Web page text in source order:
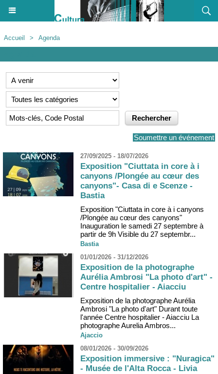
Accueil > Agenda
Soumettre un événement
27/09/2025 - 18/07/2026
Exposition "Ciuttata in core à i
canyons /Plongée au cœur des
canyons"- Casa di e Scenze -
Bastia
Exposition "Ciuttata in core à i canyons
/Plongée au cœur des canyons"
Inauguration le samedi 27 septembre à
partir de 9h Visible du 27 septembr...
Bastia
01/01/2026 - 31/12/2026
Exposition de la photographe
Aurélia Ambrosi "La photo d'art" -
Centre hospitalier - Aiacciu
Exposition de la photographe Aurélia
Ambrosi "La photo d'art" Durant toute
l'année Centre hospitalier - Aiacciu La
photographe Aurelia Ambros...
Ajaccio
08/01/2026 - 30/09/2026
Exposition immersive : "Nuragica"
- Musée de l'Alta Rocca - Livia